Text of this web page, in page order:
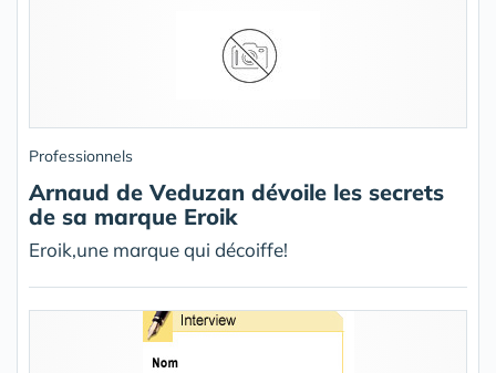
Professionnels
Arnaud de Veduzan dévoile les secrets
de sa marque Eroik
Eroik,une marque qui décoiffe!